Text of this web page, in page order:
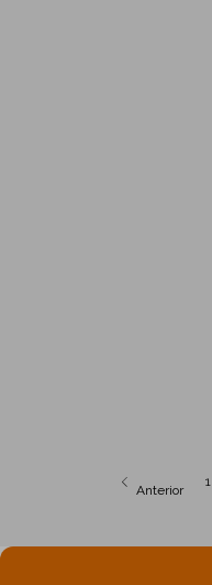
Anterior
1